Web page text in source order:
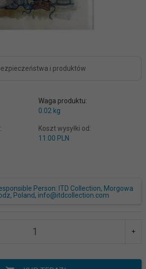
i produktów
Waga produktu:
0.02 kg
Koszt wysyłki od:
11.00 PLN
Person: ITD Collection, Morgowa
Poland, info@itdcollection.com